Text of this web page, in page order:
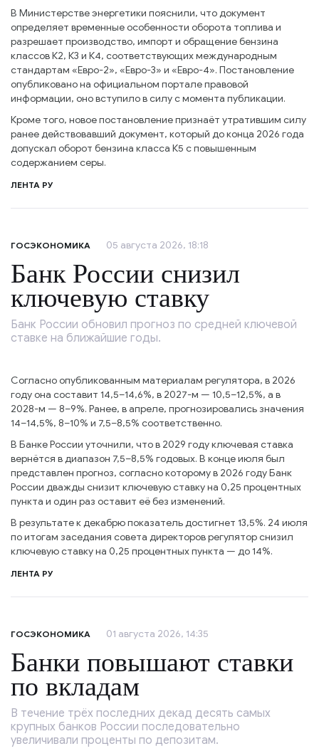
В Министерстве энергетики пояснили, что документ
определяет временные особенности оборота топлива и
разрешает производство, импорт и обращение бензина
классов К2, К3 и К4, соответствующих международным
стандартам «Евро-2», «Евро-3» и «Евро-4». Постановление
опубликовано на официальном портале правовой
информации, оно вступило в силу с момента публикации.
Кроме того, новое постановление признаёт утратившим силу
ранее действовавший документ, который до конца 2026 года
допускал оборот бензина класса К5 с повышенным
содержанием серы.
ЛЕНТА РУ
ГОСЭКОНОМИКА 05 августа 2026, 18:18
Банк России снизил
ключевую ставку
Банк России обновил прогноз по средней ключевой
ставке на ближайшие годы.
Согласно опубликованным материалам регулятора, в 2026
году она составит 14,5–14,6%, в 2027-м — 10,5–12,5%, а в
2028-м — 8–9%. Ранее, в апреле, прогнозировались значения
14–14,5%, 8–10% и 7,5–8,5% соответственно.
В Банке России уточнили, что в 2029 году ключевая ставка
вернётся в диапазон 7,5–8,5% годовых. В конце июля был
представлен прогноз, согласно которому в 2026 году Банк
России дважды снизит ключевую ставку на 0,25 процентных
пункта и один раз оставит её без изменений.
В результате к декабрю показатель достигнет 13,5%. 24 июля
по итогам заседания совета директоров регулятор снизил
ключевую ставку на 0,25 процентных пункта — до 14%.
ЛЕНТА РУ
ГОСЭКОНОМИКА 01 августа 2026, 14:35
Банки повышают ставки
по вкладам
В течение трёх последних декад десять самых
крупных банков России последовательно
увеличивали проценты по депозитам.